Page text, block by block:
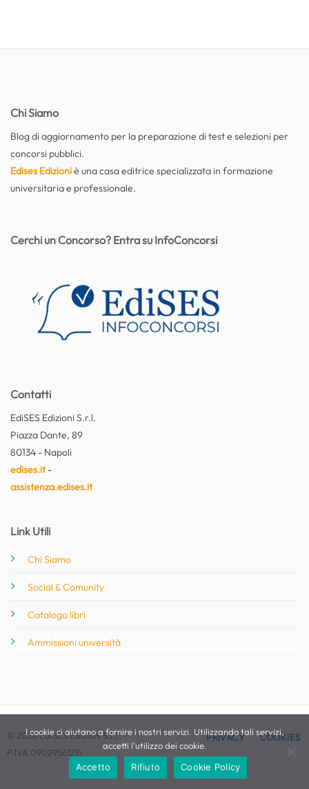
Chi Siamo
Blog di aggiornamento per la preparazione di test e selezioni per
concorsi pubblici.
Edises Edizioniè una casa editrice specializzata in formazione
universitaria e professionale.
Contatti
EdiSES Edizioni S.r.l.
Piazza Dante, 89
80134 - Napoli
edises.it-
assistenza.edises.it
Link Utili
Chi Siamo
Social & Comunity
Catalogo libri
Ammissioni università
Cerchi un Concorso? Entra su InfoConcorsi
© 2026 EdiSES Edizioni S.r.l. -
P.IVA 09029561215
PRIVACY COOKIES
I cookie ci aiutano a fornire i nostri servizi. Utilizzando tali servizi,
accetti l'utilizzo dei cookie.
Accetto
Rifiuto Cookie Policy